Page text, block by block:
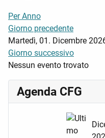
Per Anno
Giorno precedente
Martedì, 01. Dicembre
Giorno successivo
Nessun evento trovato
Agenda CFG